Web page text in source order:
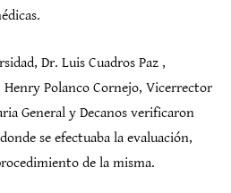
Dr. Luis Cuadros Paz ,
Polanco Cornejo, Vicerrector
General y Decanos verificaron
se efectuaba la evaluación,
de la misma.